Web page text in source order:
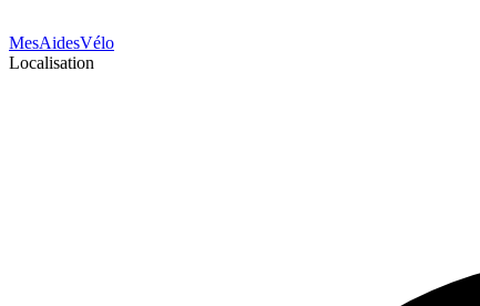
MesAidesVélo
Localisation